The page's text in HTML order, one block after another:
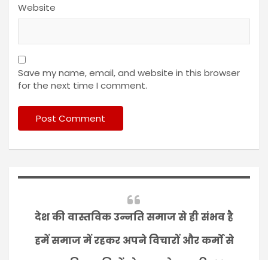
Website
Save my name, email, and website in this browser
for the next time I comment.
देश की वास्तविक उन्नति समाज से ही संभव है
हमें समाज में रहकर अपने विचारों और कर्मों से